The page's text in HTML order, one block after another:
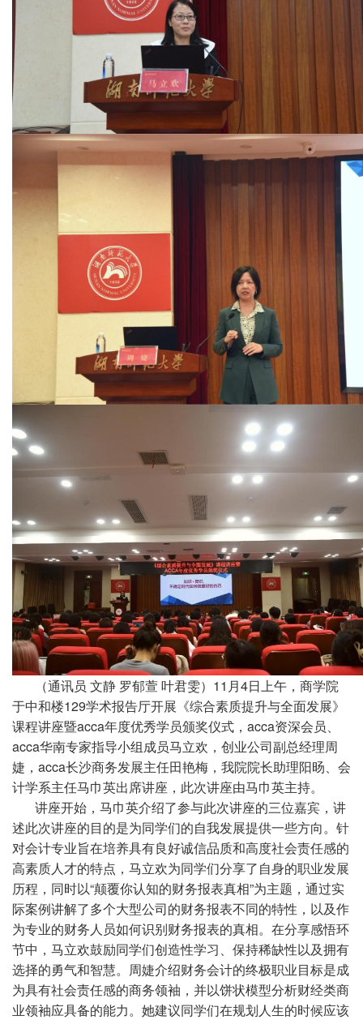
（通讯员 文静 罗郁萱 叶君雯） 11 月4日上午，商学院
于中和楼129学术报告厅开展《综合素质提升与全面发展》
课程讲座暨acca年度优秀学员颁奖仪式， acca资深会员、
acca华南专家指导小组成员马立欢，创业公司副总经理周
婕， acca长沙商务发展主任田艳梅，我院院长助理阳旸、会
计学系主任马巾英出席讲座，此次讲座由马巾英主持。
讲座开始，马巾英介绍了参与此次讲座的三位嘉宾，讲
述此次讲座的目的是为同学们的自我发展提供一些方向。针
对会计专业旨在培养具有良好诚信品质和高度社会责任感的
高素质人才的特点，马立欢为同学们分享了自身的职业发展
历程，同时以“颠覆你认知的财务报表真相”为主题，通过实
际案例讲解了多个大型公司的财务报表不同的特性，以及作
为专业的财务人员如何识别财务报表的真相。在分享感悟环
节中，马立欢鼓励同学们创造性学习、保持稀缺性以及拥有
选择的勇气和智慧。周婕介绍财务会计的终极职业目标是成
为具有社会责任感的商务领袖，并以饼状模型分析财经类商
业领袖应具备的能力。她建议同学们在规划人生的时候应该